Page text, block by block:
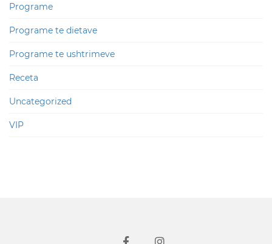
Programe
Programe te dietave
Programe te ushtrimeve
Receta
Uncategorized
VIP